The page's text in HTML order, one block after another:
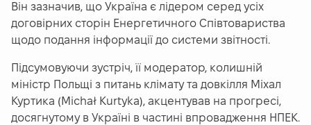
Він зазначив, що Україна є лідером серед усіх
договірних сторін Енергетичного Співтовариства
щодо подання інформації до системи звітності.
Підсумовуючи зустріч, її модератор, колишній
міністр Польщі з питань клімату та довкілля Міхал
Куртика (Michał Kurtyka), акцентував на прогресі,
досягнутому в Україні в частині впровадження НПЕК.